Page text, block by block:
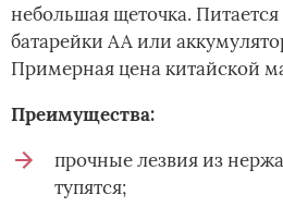
небольшая щеточка.
батарейки АА или
Примерная цена китайской
Преимущества:
прочные лезвия из
тупятся;